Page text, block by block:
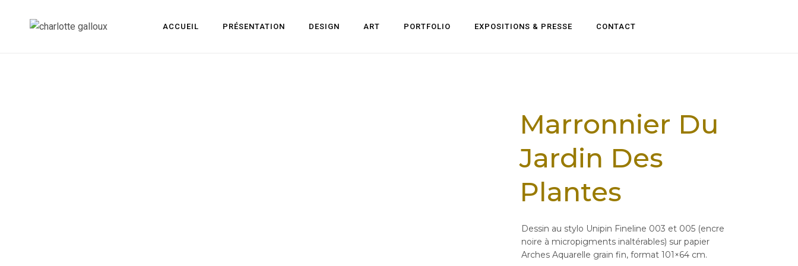
ACCUEIL PRÉSENTATION DESIGN ART PORTFOLIO EXPOSITIONS & PRESSE CONTACT
Marronnier Du
Jardin Des
Plantes
Dessin au stylo Unipin Fineline 003 et 005 (encre
noire à micropigments inaltérables) sur papier
Arches Aquarelle grain fin, format 101×64 cm.